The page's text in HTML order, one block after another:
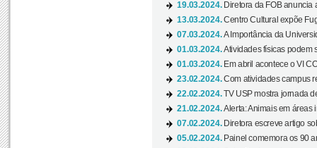
19.03.2024. Diretora da FOB anuncia
13.03.2024.Centro Cultural expõe
07.03.2024.A Importância da
01.03.2024.Atividades físicas podem
01.03.2024. Em abril acontece o VI
23.02.2024.Com atividades campus
22.02.2024.TV USP mostra jornada
21.02.2024.Alerta: Animais em áreas
07.02.2024. Diretora escreve artigo
05.02.2024. Painel comemora os 90